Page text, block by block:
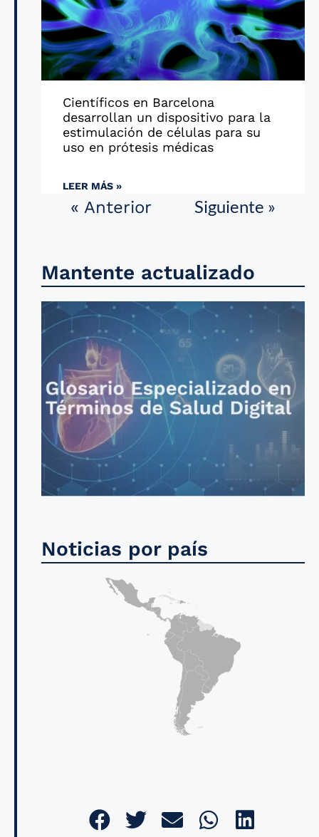
Científicos en Barcelona
desarrollan un dispositivo para la
estimulación de células para su
uso en prótesis médicas
LEER MÁS »
« Anterior Siguiente »
Mantente actualizado
Noticias por país